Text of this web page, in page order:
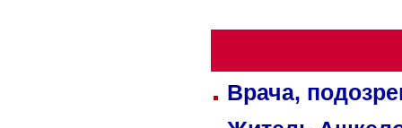
Врача,